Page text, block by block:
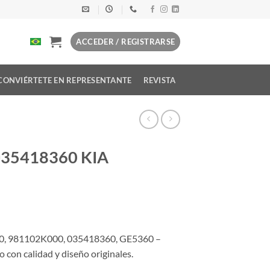
ACCEDER / REGISTRARSE
EN REPRESENTANTE REVISTA
KIA
981102K000, 035418360, GE5360 –
calidad y diseño originales.